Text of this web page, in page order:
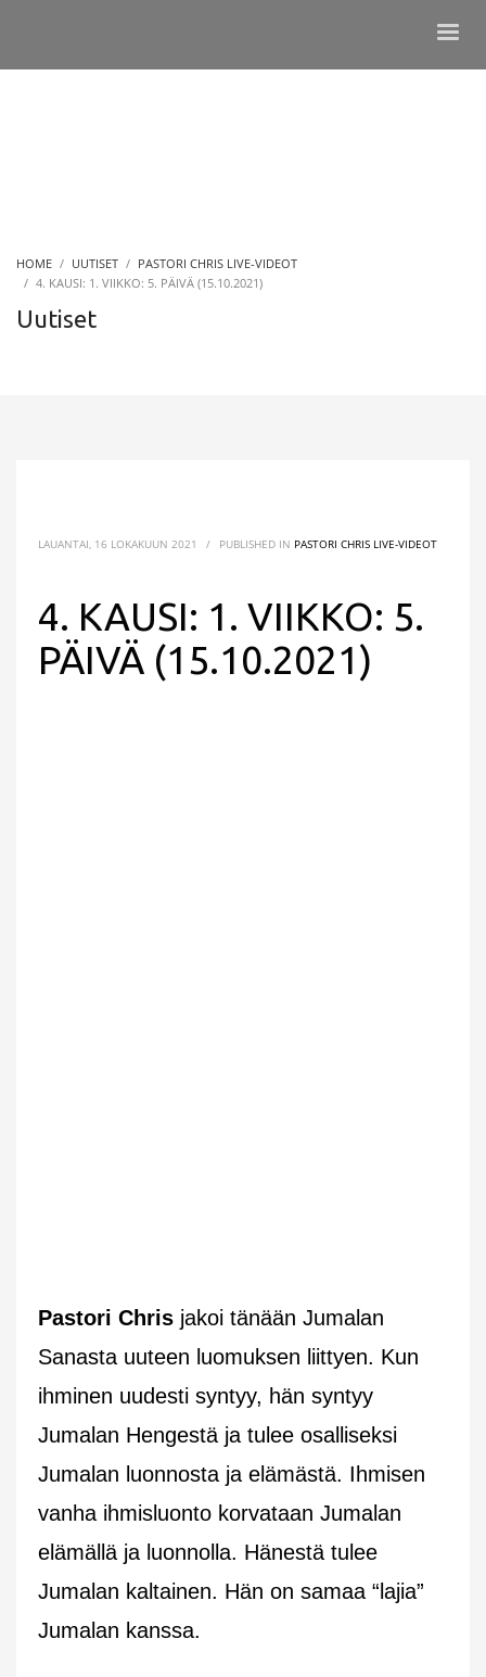
HOME UUTISET
PASTORI CHRIS LIVE-VIDEOT
4. KAUSI: 1. VIIKKO: 5. PÄIVÄ (15.10.2021)
Uutiset
LAUANTAI, 16 LOKAKUUN 2021 / PUBLISHED IN PASTORI CHRIS LIVE-VIDEOT
4. KAUSI: 1. VIIKKO: 5.
PÄIVÄ (15.10.2021)
Pastori Chris jakoi tänään Jumalan
Sanasta uuteen luomuksen liittyen. Kun
ihminen uudesti syntyy, hän syntyy
Jumalan Hengestä ja tulee osalliseksi
Jumalan luonnosta ja elämästä. Ihmisen
vanha ihmisluonto korvataan Jumalan
elämällä ja luonnolla. Hänestä tulee
Jumalan kaltainen. Hän on samaa “lajia”
Jumalan kanssa.